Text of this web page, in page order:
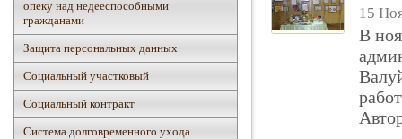
опеку над недееспособными
гражданами
Защита персональных данных
Социальный участковый
Социальный контракт
Система долговременного ухода
15
В